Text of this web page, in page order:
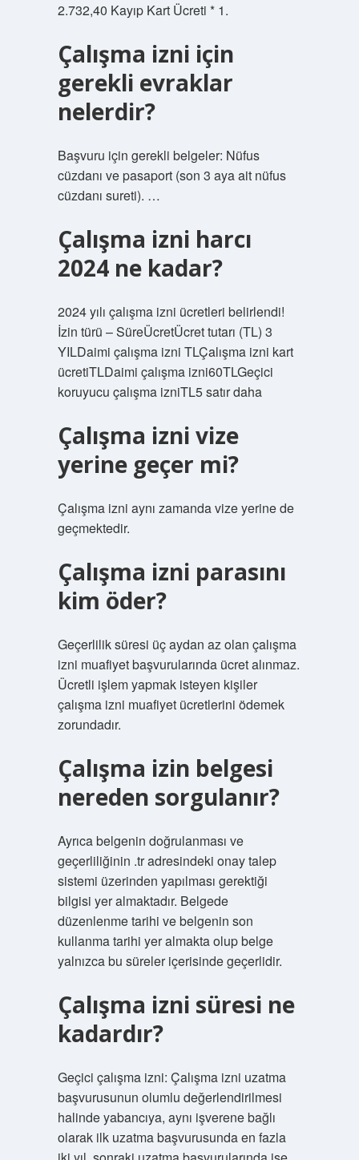
2.732,40 Kayıp Kart Ücreti * 1.
Çalışma izni için
gerekli evraklar
nelerdir?
Başvuru için gerekli belgeler: Nüfus
cüzdanı ve pasaport (son 3 aya ait nüfus
cüzdanı sureti). …
Çalışma izni harcı
2024 ne kadar?
2024 yılı çalışma izni ücretleri belirlendi!
İzin türü – SüreÜcretÜcret tutarı (TL) 3
YILDaimi çalışma izni TLÇalışma izni kart
ücretiTLDaimi çalışma izni60TLGeçici
koruyucu çalışma izniTL5 satır daha
Çalışma izni vize
yerine geçer mi?
Çalışma izni aynı zamanda vize yerine de
geçmektedir.
Çalışma izni parasını
kim öder?
Geçerlilik süresi üç aydan az olan çalışma
izni muafiyet başvurularında ücret alınmaz.
Ücretli işlem yapmak isteyen kişiler
çalışma izni muafiyet ücretlerini ödemek
zorundadır.
Çalışma izin belgesi
nereden sorgulanır?
Ayrıca belgenin doğrulanması ve
geçerliliğinin .tr adresindeki onay talep
sistemi üzerinden yapılması gerektiği
bilgisi yer almaktadır. Belgede
düzenlenme tarihi ve belgenin son
kullanma tarihi yer almakta olup belge
yalnızca bu süreler içerisinde geçerlidir.
Çalışma izni süresi ne
kadardır?
Geçici çalışma izni: Çalışma izni uzatma
başvurusunun olumlu değerlendirilmesi
halinde yabancıya, aynı işverene bağlı
olarak ilk uzatma başvurusunda en fazla